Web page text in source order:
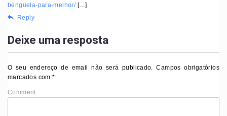
benguela-para-melhor/[…]
Reply
Deixe uma resposta
O seu endereço de email não será publicado. Campos obrigatórios
marcados com*
Comment